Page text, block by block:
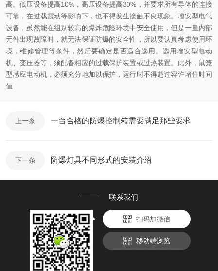
高。低压设备提高10%，高压设备提高30%，并要求所有导体的连接
可靠，在过载震动等影响下，也不得发生接触不良现象。增安型电气
设备，虽然能在组别较高的爆炸危险环境中安全使用，但是一量内部
元件出现故障时，就无法保证防爆的安全性，所以要认真考虑使用环
境，维修管理等条件，然后要确定是否适合选用。选用增安型电动
机、变压器等，须配备相应的过载保护装置或过热装置。此外，鼠笼
型感应电动机，必须充分地加以保护，运行时不得超过容许堵住时间
值
上一条 一台合格的防爆控制箱需要满足那些要求
下一条 防爆灯具不同形式的安装介绍
联系我们
扫码加微信
移动端浏览